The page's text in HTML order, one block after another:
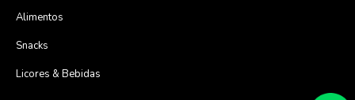
Alimentos
Snacks
Licores & Bebidas